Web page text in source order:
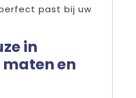
past bij uw
in
en